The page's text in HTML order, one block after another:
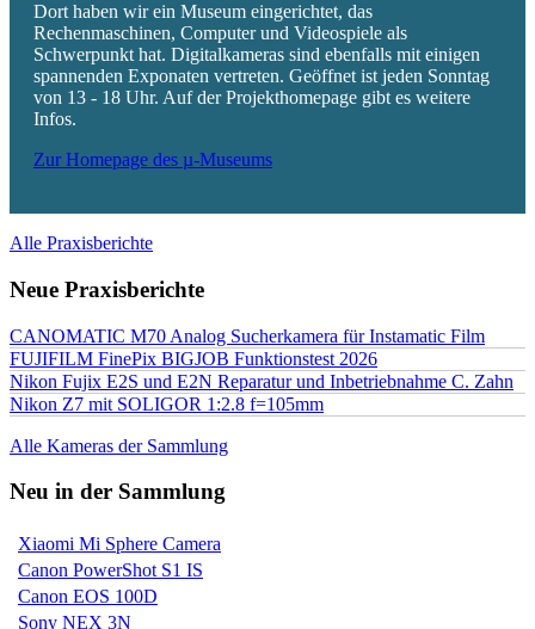
Dort haben wir ein Museum eingerichtet, das
Rechenmaschinen, Computer und Videospiele als
Schwerpunkt hat. Digitalkameras sind ebenfalls mit einigen
spannenden Exponaten vertreten. Geöffnet ist jeden Sonntag
von 13 - 18 Uhr. Auf der Projekthomepage gibt es weitere
Infos.
Zur Homepage des µ-Museums
Alle Praxisberichte
Neue Praxisberichte
CANOMATIC M70 Analog Sucherkamera für Instamatic Film
FUJIFILM FinePix BIGJOB Funktionstest 2026
Nikon Fujix E2S und E2N Reparatur und Inbetriebnahme C. Zahn
Nikon Z7 mit SOLIGOR 1:2.8 f=105mm
Alle Kameras der Sammlung
Neu in der Sammlung
Xiaomi Mi Sphere Camera
Canon PowerShot S1 IS
Canon EOS 100D
Sony NEX 3N